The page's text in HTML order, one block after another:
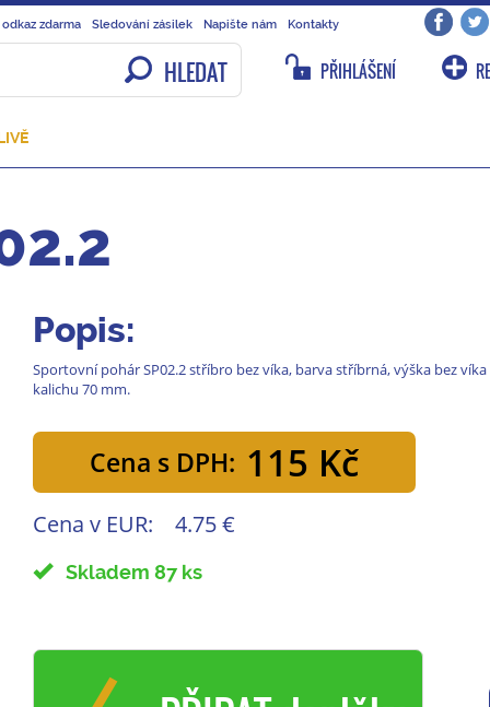
zdarma Sledování zásilek Napište nám Kontakty
HLEDAT PŘIHLÁŠENÍ
Popis:
Sportovní pohár SP02.2 stříbro bez víka, barva stříbrná, výška bez
kalichu 70 mm.
Cena s DPH: 115 Kč
Cena v EUR: 4.75 €
Skladem 87 ks